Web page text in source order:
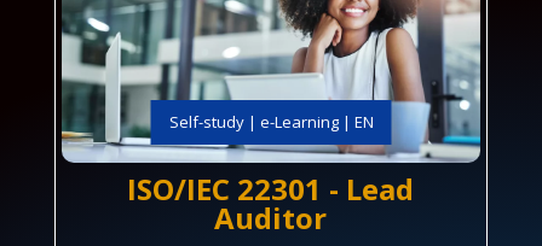
Self-study | e-Learning | EN
ISO/IEC 22301 - Lead
Auditor